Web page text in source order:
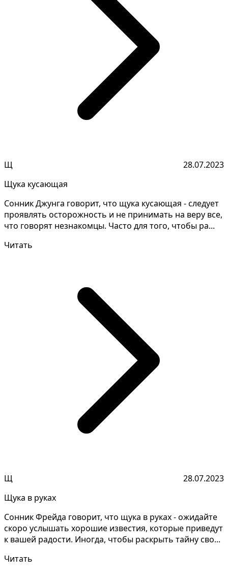
Щ
28.07.2023
Щука кусающая
Сонник Джунга говорит, что щука кусающая - следует
проявлять осторожность и не принимать на веру все,
что говорят незнакомцы. Часто для того, чтобы ра...
Читать
Щ
28.07.2023
Щука в руках
Сонник Фрейда говорит, что щука в руках - ожидайте
скоро услышать хорошие известия, которые приведут
к вашей радости. Иногда, чтобы раскрыть тайну сво...
Читать